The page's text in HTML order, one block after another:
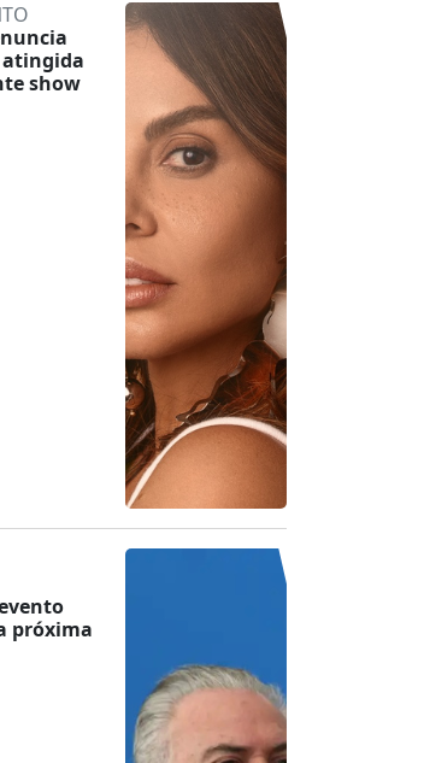
atingida
show
próxima